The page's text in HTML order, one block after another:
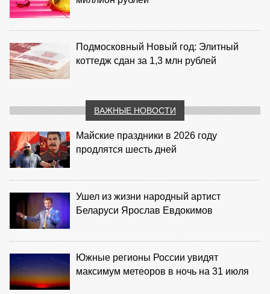
Подмосковный Новый год: Элитный
коттедж сдан за 1,3 млн рублей
ВАЖНЫЕ НОВОСТИ
Майские праздники в 2026 году
продлятся шесть дней
Ушел из жизни народный артист
Беларуси Ярослав Евдокимов
Южные регионы России увидят
максимум метеоров в ночь на 31 июля